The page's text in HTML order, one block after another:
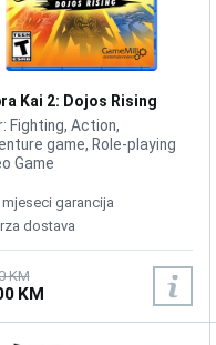
Kai 2: Dojos Rising
Fighting, Action,
game, Role-playing
Game
mjeseci garancija
dostava
KM
KM